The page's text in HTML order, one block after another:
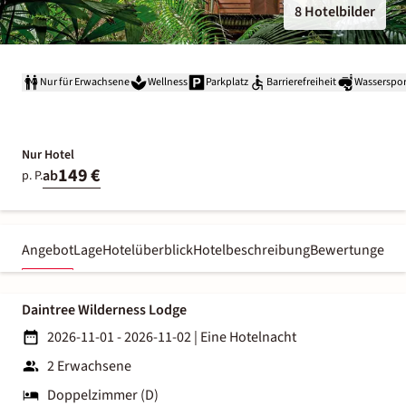
8 Hotelbilder
Nur für Erwachsene Wellness Parkplatz Barrierefreiheit
Nur Hotel
p. P.ab149 €
AngebotLageHotelüberblickHotelbeschreibungBewertungen
Daintree Wilderness Lodge
2026-11-01 - 2026-11-02| Eine Hotelnacht
2 Erwachsene
Doppelzimmer (D)